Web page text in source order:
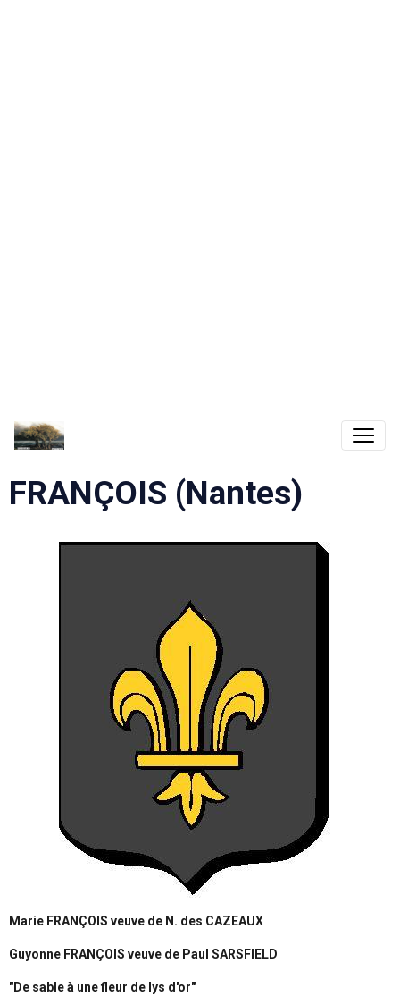
FRANÇOIS (Nantes)
Marie FRANÇOIS veuve de N. des CAZEAUX
Guyonne FRANÇOIS veuve de Paul SARSFIELD
"De sable à une fleur de lys d'or"